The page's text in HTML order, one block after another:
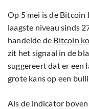
Op 5 mei is de
laagste niveau sinds
handelde de Bitcoin
zit het signaal in de
suggereert dat er een
grote kans op een
Als de indicator